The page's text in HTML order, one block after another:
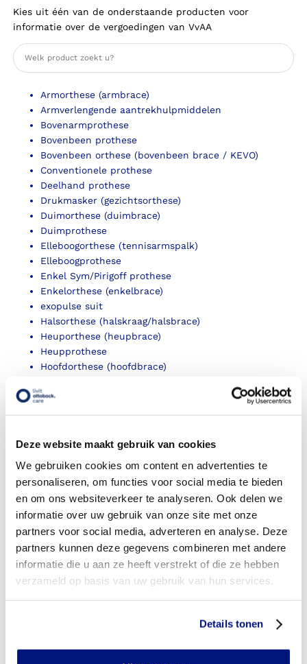
Deze website maakt gebruik van cookies
We gebruiken cookies om content en advertenties te
personaliseren, om functies voor social media te bieden
en om ons websiteverkeer te analyseren. Ook delen we
informatie over uw gebruik van onze site met onze
partners voor social media, adverteren en analyse. Deze
partners kunnen deze gegevens combineren met andere
informatie die u aan ze heeft verstrekt of die ze hebben
verzameld op basis van uw gebruik van hun services.
Details tonen
Kies uit één van de onderstaande producten voor
informatie over de vergoedingen van VvAA
Armorthese (armbrace)
Armverlengende aantrekhulpmiddelen
Bovenarmprothese
Bovenbeen prothese
Bovenbeen orthese (bovenbeen brace / KEVO)
Conventionele prothese
Deelhand prothese
Drukmasker (gezichtsorthese)
Duimorthese (duimbrace)
Duimprothese
Elleboogorthese (tennisarmspalk)
Elleboogprothese
Enkel Sym/Pirigoff prothese
Enkelorthese (enkelbrace)
exopulse suit
Halsorthese (halskraag/halsbrace)
Heuporthese (heupbrace)
Heupprothese
Hoofdorthese (hoofdbrace)
Knieorthese (kniebrace)
Onderarmprothese
Onderbeenprothese
Orthopedische aanpassing aan confectieschoenen
(OVAC)
Orthopedische schoenen (OSA)
Orthopedische veiligheidsschoenen
Osseointegratie armprothese
Osseointegratie beenprothese
Pace-pro® Pacemaker bescherming
Pols handorthese (pols handspalk)
Redressiehelm